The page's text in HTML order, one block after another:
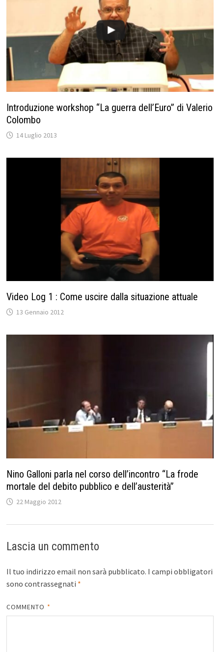
Introduzione workshop “La guerra dell’Euro” di Valerio
Colombo
14 Luglio 2013
Video Log 1 : Come uscire dalla situazione attuale
13 Gennaio 2012
Nino Galloni parla nel corso dell’incontro “La frode
mortale del debito pubblico e dell’austerità”
22 Maggio 2012
Lascia un commento
Il tuo indirizzo email non sarà pubblicato. I campi obbligatori
sono contrassegnati *
COMMENTO *